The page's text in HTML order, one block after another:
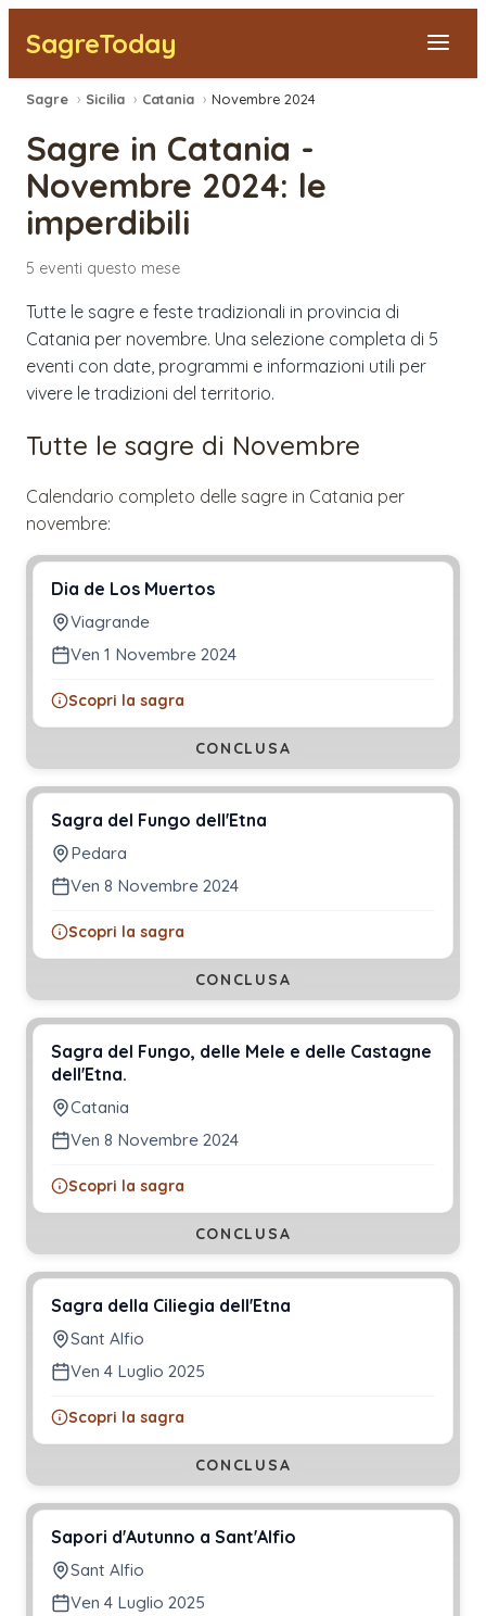
SagreToday
Segnala una sagra
Tutte le Sagre
Vicino a Me
Sagre › Sicilia › Catania › Novembre 2024
Sagre in Catania -
Novembre 2024: le
imperdibili
5 eventi questo mese
Tutte le sagre e feste tradizionali in provincia di
Catania per novembre. Una selezione completa di 5
eventi con date, programmi e informazioni utili per
vivere le tradizioni del territorio.
Tutte le sagre di Novembre
Calendario completo delle sagre in Catania per
novembre:
Dia de Los Muertos
Viagrande
Ven 1 Novembre 2024
Scopri la sagra
CONCLUSA
Sagra del Fungo dell'Etna
Pedara
Ven 8 Novembre 2024
Scopri la sagra
CONCLUSA
Sagra del Fungo, delle Mele e delle Castagne
dell'Etna.
Catania
Ven 8 Novembre 2024
Scopri la sagra
CONCLUSA
Sagra della Ciliegia dell'Etna
Sant Alfio
Ven 4 Luglio 2025
Scopri la sagra
CONCLUSA
Sapori d'Autunno a Sant'Alfio
Sant Alfio
Ven 4 Luglio 2025